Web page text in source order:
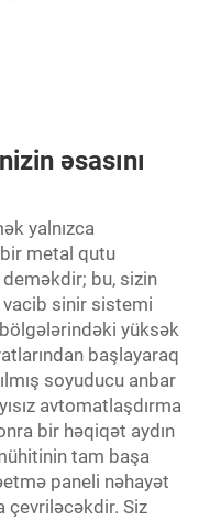
əsasını
yalnızca
metal qutu
bu, sizin
sinir sistemi
yüksək
başlayaraq
soyuducu anbar
avtomatlaşdırma
bir həqiqət aydın
tam başa
paneli nəhayət
çevriləcəkdir. Siz